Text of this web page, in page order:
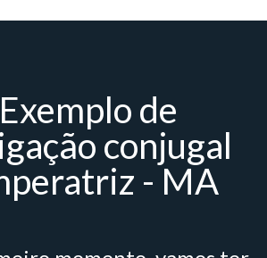
Exemplo de
conjugal
- MA